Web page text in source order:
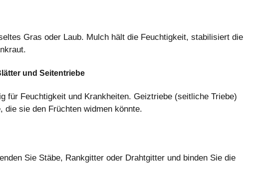
Gras oder Laub. Mulch hält die Feuchtigkeit, stabilisiert die
und Seitentriebe
für Feuchtigkeit und Krankheiten. Geiztriebe (seitliche Triebe)
die sie den Früchten widmen könnte.
Sie Stäbe, Rankgitter oder Drahtgitter und binden Sie die